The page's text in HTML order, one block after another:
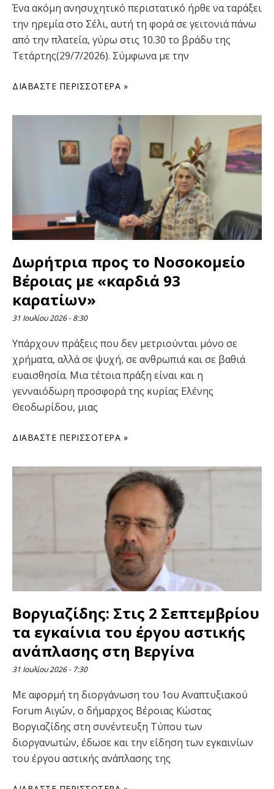
Ένα ακόμη ανησυχητικό περιστατικό ήρθε να ταράξει
την ηρεμία στο Σέλι, αυτή τη φορά σε γειτονιά πάνω
από την πλατεία, γύρω στις 10.30 το βράδυ της
Τετάρτης(29/7/2026). Σύμφωνα με την
ΔΙΑΒΆΣΤΕ ΠΕΡΙΣΣΌΤΕΡΑ »
Δωρήτρια προς το Νοσοκομείο
Βέροιας με «καρδιά 93
καρατίων»
31 Ιουλίου 2026 8:30
Υπάρχουν πράξεις που δεν μετριούνται μόνο σε
χρήματα, αλλά σε ψυχή, σε ανθρωπιά και σε βαθιά
ευαισθησία. Μια τέτοια πράξη είναι και η
γενναιόδωρη προσφορά της κυρίας Ελένης
Θεοδωρίδου, μιας
ΔΙΑΒΆΣΤΕ ΠΕΡΙΣΣΌΤΕΡΑ »
Βοργιαζίδης: Στις 2 Σεπτεμβρίου
τα εγκαίνια του έργου αστικής
ανάπλασης στη Βεργίνα
31 Ιουλίου 2026 7:30
Με αφορμή τη διοργάνωση του 1ου Αναπτυξιακού
Forum Αιγών, ο δήμαρχος Βέροιας Κώστας
Βοργιαζίδης στη συνέντευξη Τύπου των
διοργανωτών, έδωσε και την είδηση των εγκαινίων
του έργου αστικής ανάπλασης της